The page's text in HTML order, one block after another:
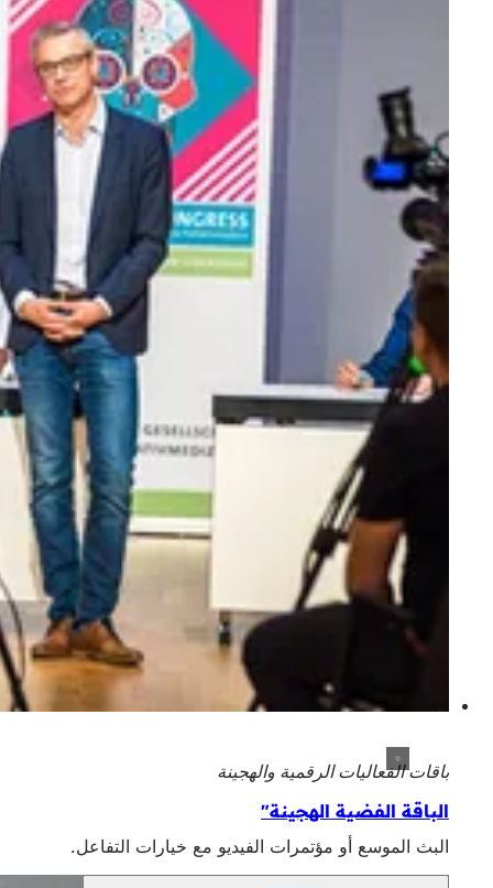
باقات الفعاليات الرقمية والهجينة
الباقة الفضية الهجينة"
البث الموسع أو مؤتمرات الفيديو مع خيارات التفاعل.